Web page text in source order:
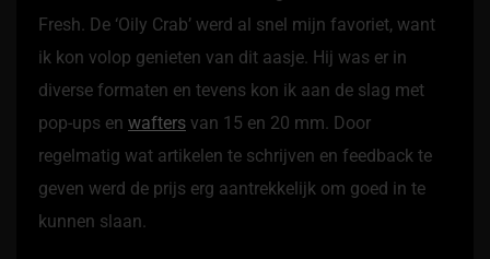
Fresh. De ‘Oily Crab’ werd al snel mijn favoriet, want
ik kon volop genieten van dit aasje. Hij was er in
diverse formaten en tevens kon ik aan de slag met
pop-ups en wafters van 15 en 20 mm. Door
regelmatig wat artikelen te schrijven en feedback te
geven werd de prijs erg aantrekkelijk om goed in te
kunnen slaan.